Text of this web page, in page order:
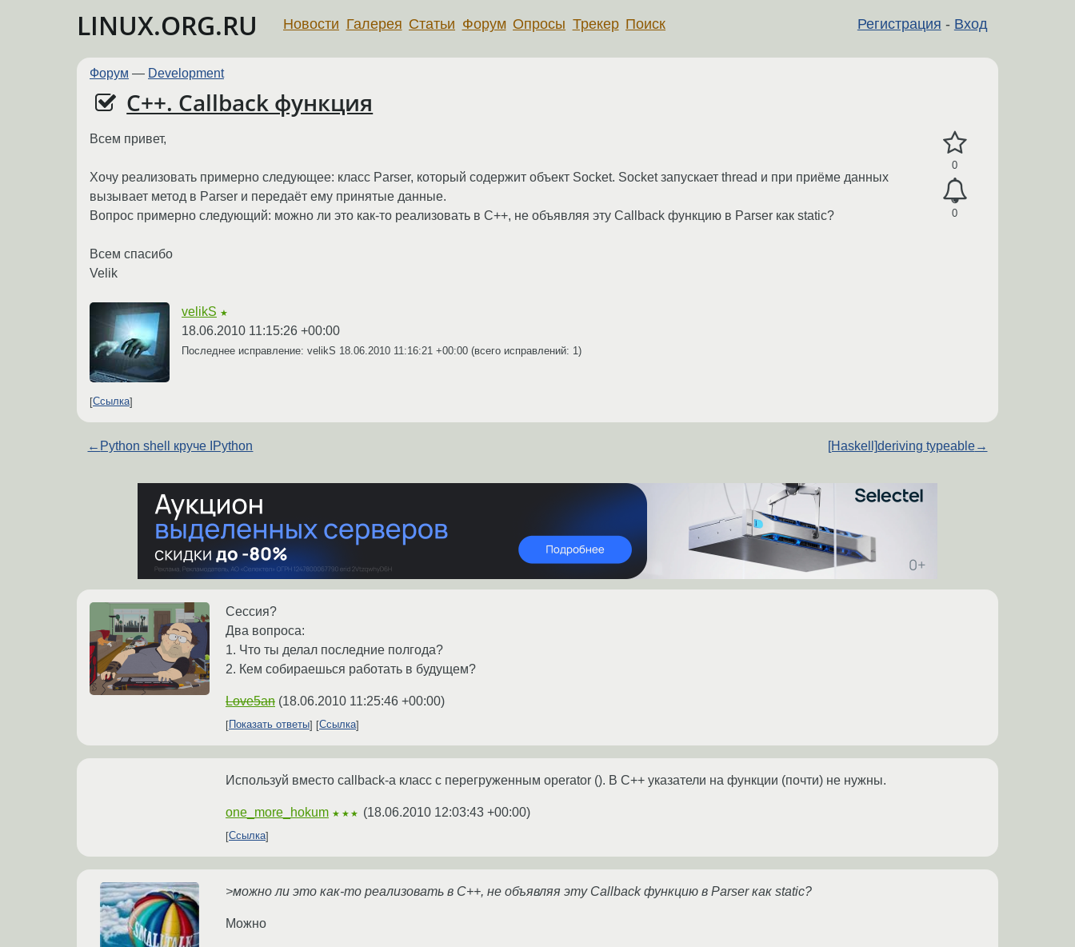
LINUX.ORG.RU Регистрация - Вход
Новости Галерея Статьи Форум Опросы Трекер Поиск
Форум — Development
С++. Callback функция
0
0
Всем привет,
Хочу реализовать примерно следующее: класс Parser, который содержит объект Socket. Socket запускает thread и при приёме данных
вызывает метод в Parser и передаёт ему принятые данные.
Вопрос примерно следующий: можно ли это как-то реализовать в C++, не объявляя эту Callback функцию в Parser как static?
Всем спасибо
Velik
velikS ★
18.06.2010 11:15:26 +00:00
Последнее исправление: velikS 18.06.2010 11:16:21 +00:00 (всего исправлений: 1)
Ссылка
← Python shell круче IPython [Haskell]deriving typeable→
Сессия?
Два вопроса:
1. Что ты делал последние полгода?
2. Кем собираешься работать в будущем?
Love5an (18.06.2010 11:25:46 +00:00)
Показать ответы Ссылка
Используй вместо callback-а класс с перегруженным operator (). В C++ указатели на функции (почти) не нужны.
one_more_hokum ★★★ (18.06.2010 12:03:43 +00:00)
Ссылка
>можно ли это как-то реализовать в C++, не объявляя эту Callback функцию в Parser как static?
Можно